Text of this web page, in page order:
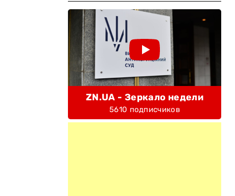
ZN.UA - Зеркало недели
5610 подписчиков